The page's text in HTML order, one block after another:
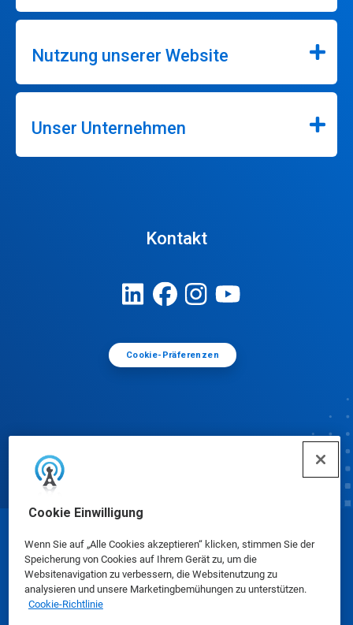
Cookie Einwilligung
Wenn Sie auf „Alle Cookies akzeptieren“ klicken, stimmen Sie der
Speicherung von Cookies auf Ihrem Gerät zu, um die
Websitenavigation zu verbessern, die Websitenutzung zu
analysieren und unsere Marketingbemühungen zu unterstützen.
Cookie-Richtlinie
Nutzung unserer Website
Unser Unternehmen
Kontakt
Cookie-Präferenzen
© Ecolab Inc. 2025
Sicherheitsdatenblätter|Datenschutzrichtlinie